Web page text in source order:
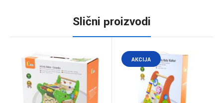
Slični proizvodi
AKCIJA